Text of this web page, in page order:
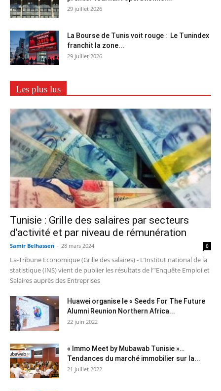
29 juillet 2026
La Bourse de Tunis voit rouge : Le Tunindex
franchit la zone...
29 juillet 2026
Les plus lus
Tunisie : Grille des salaires par secteurs
d’activité et par niveau de rémunération
Samir Belhassen - 28 mars 2024 0
La-Tribune Economique (Grille des salaires) - L’Institut national de la
statistique (INS) vient de publier les résultats de l’"Enquête Emploi et
Salaires auprès des Entreprises
Huawei organise le « Seeds For The Future
Alumni Reunion Northern Africa...
22 juin 2022
« Immo Meet by Mubawab Tunisie »…
Tendances du marché immobilier sur la...
21 juillet 2022